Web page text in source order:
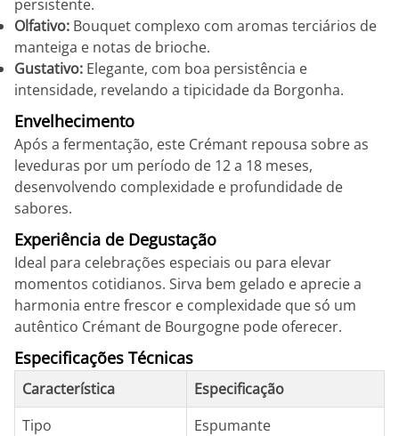
persistente.
Olfativo: Bouquet complexo com aromas terciários de
manteiga e notas de brioche.
Gustativo: Elegante, com boa persistência e
intensidade, revelando a tipicidade da Borgonha.
Envelhecimento
Após a fermentação, este Crémant repousa sobre as
leveduras por um período de 12 a 18 meses,
desenvolvendo complexidade e profundidade de
sabores.
Experiência de Degustação
Ideal para celebrações especiais ou para elevar
momentos cotidianos. Sirva bem gelado e aprecie a
harmonia entre frescor e complexidade que só um
autêntico Crémant de Bourgogne pode oferecer.
Especificações Técnicas
Característica
Especificação
Tipo
Espumante